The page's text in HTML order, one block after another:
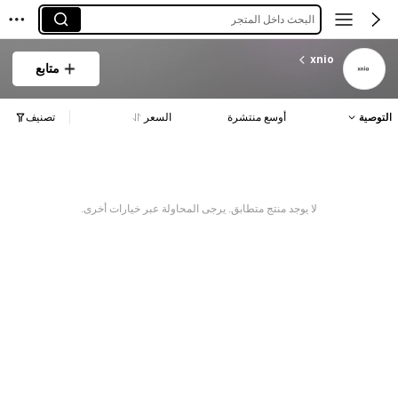
البحث داخل المتجر
xnio
متابع
التوصية أوسع منتشرة السعر تصنيف
لا يوجد منتج متطابق. يرجى المحاولة عبر خيارات أخرى.